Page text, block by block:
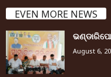
EVEN MORE NEWS
August 6,